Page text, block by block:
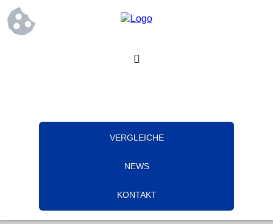
VERGLEICHE
NEWS
KONTAKT